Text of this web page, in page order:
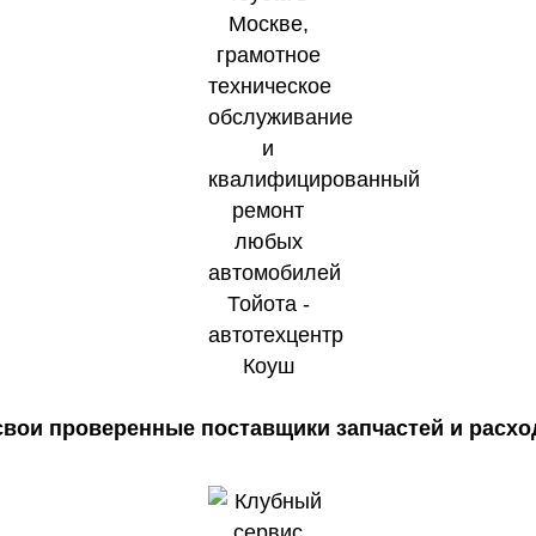
проверенные поставщики запчастей и